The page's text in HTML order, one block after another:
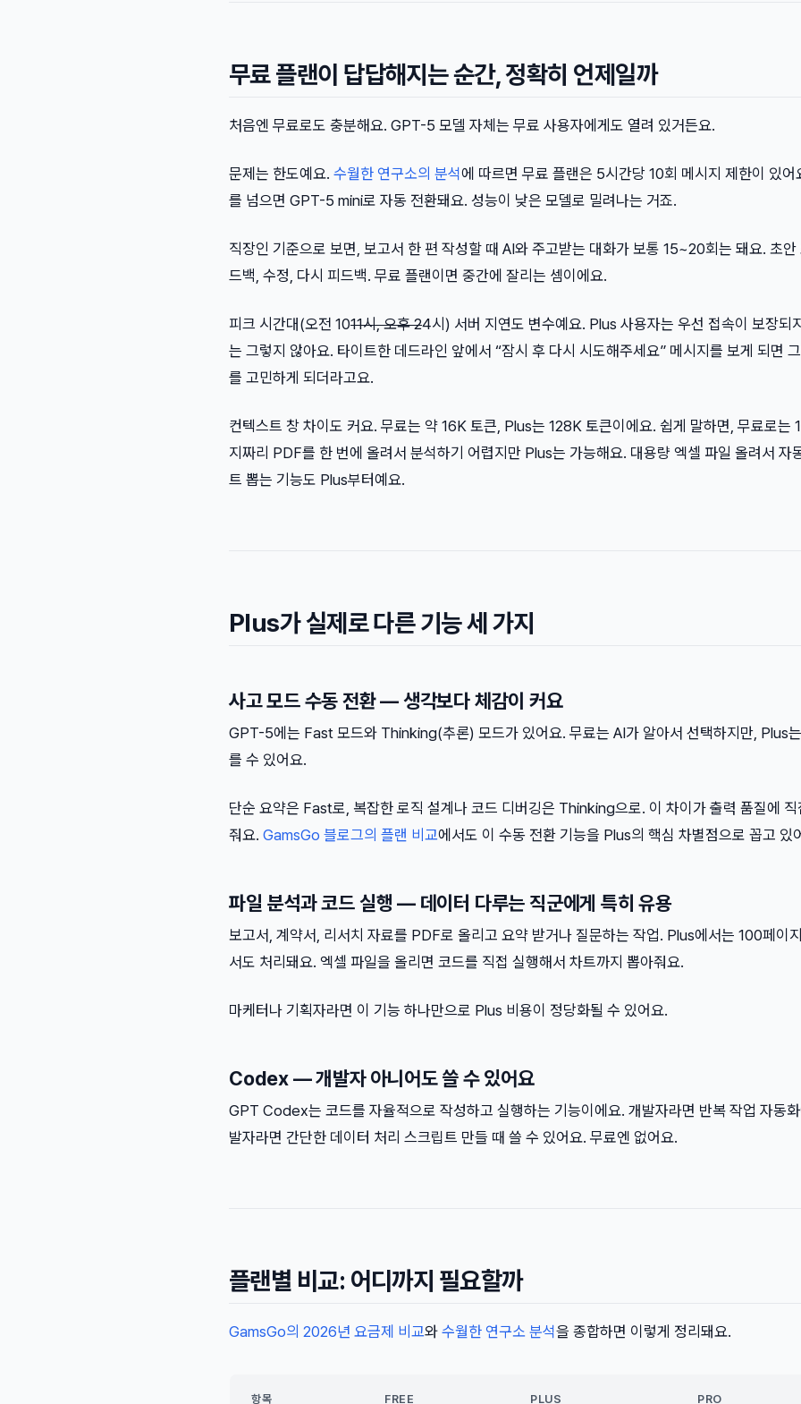
무료 플랜이 답답해지는 순간, 정확히 언제일까
처음엔 무료로도 충분해요. GPT-5 모델 자체는 무료 사용자에게도 열려 있거든요.
문제는 한도예요. 수월한 연구소의 분석에 따르면 무료 플랜은 5시간당 10회 메시지 제한이 있어
를 넘으면 GPT-5 mini로 자동 전환돼요. 성능이 낮은 모델로 밀려나는 거죠.
직장인 기준으로 보면, 보고서 한 편 작성할 때 AI와 주고받는 대화가 보통 15~20회는 돼요. 초안
드백, 수정, 다시 피드백. 무료 플랜이면 중간에 잘리는 셈이에요.
피크 시간대(오전 1011시, 오후 24시) 서버 지연도 변수예요. Plus 사용자는 우선 접속이 보장되
는 그렇지 않아요. 타이트한 데드라인 앞에서 “잠시 후 다시 시도해주세요” 메시지를 보게 되면
를 고민하게 되더라고요.
컨텍스트 창 차이도 커요. 무료는 약 16K 토큰, Plus는 128K 토큰이에요. 쉽게 말하면, 무료로는
지짜리 PDF를 한 번에 올려서 분석하기 어렵지만 Plus는 가능해요. 대용량 엑셀 파일 올려서 자
트 뽑는 기능도 Plus부터예요.
Plus가 실제로 다른 기능 세 가지
사고 모드 수동 전환 — 생각보다 체감이 커요
GPT-5에는 Fast 모드와 Thinking(추론) 모드가 있어요. 무료는 AI가 알아서 선택하지만, Plus
를 수 있어요.
단순 요약은 Fast로, 복잡한 로직 설계나 코드 디버깅은 Thinking으로. 이 차이가 출력 품질에 직
줘요. GamsGo 블로그의 플랜 비교에서도 이 수동 전환 기능을 Plus의 핵심 차별점으로 꼽고 있
파일 분석과 코드 실행 — 데이터 다루는 직군에게 특히 유용
보고서, 계약서, 리서치 자료를 PDF로 올리고 요약 받거나 질문하는 작업. Plus에서는 100페이
서도 처리돼요. 엑셀 파일을 올리면 코드를 직접 실행해서 차트까지 뽑아줘요.
마케터나 기획자라면 이 기능 하나만으로 Plus 비용이 정당화될 수 있어요.
Codex — 개발자 아니어도 쓸 수 있어요
GPT Codex는 코드를 자율적으로 작성하고 실행하는 기능이에요. 개발자라면 반복 작업 자동
발자라면 간단한 데이터 처리 스크립트 만들 때 쓸 수 있어요. 무료엔 없어요.
플랜별 비교: 어디까지 필요할까
GamsGo의 2026년 요금제 비교와 수월한 연구소 분석을 종합하면 이렇게 정리돼요.
항목 FREE PLUS PRO